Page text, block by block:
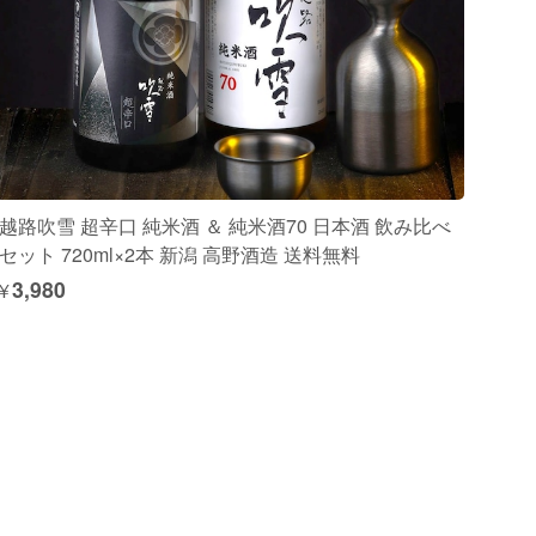
越路吹雪 超辛口 純米酒 ＆ 純米酒70 日本酒 飲み比べ
セット 720ml×2本 新潟 高野酒造 送料無料
¥3,980